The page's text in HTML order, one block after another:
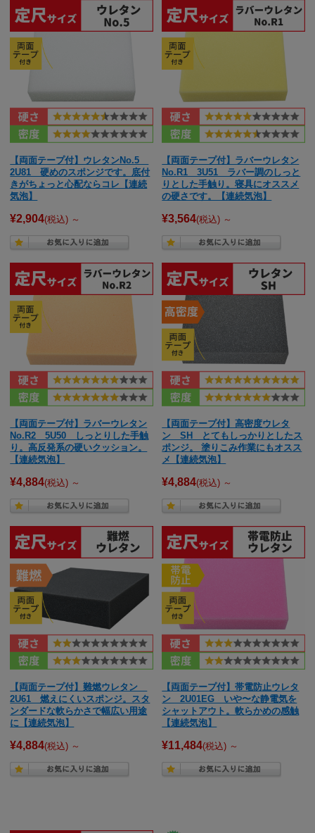
【両面テープ付】ウレタンNo.5
2U81 硬めのスポンジです。底付
きがちょっと心配ならコレ【連続
気泡】
¥2,904(税込) ～
【両面テープ付】ラバーウレタン
No.R1 3U51 ラバー調のしっと
りとした手触り。寝具にオススメ
の硬さです。【連続気泡】
¥3,564(税込) ～
【両面テープ付】ラバーウレタン
No.R2 5U50 しっとりした手触
り。高反発系の硬いクッション。
【連続気泡】
¥4,884(税込) ～
【両面テープ付】高密度ウレタ
ン SH とてもしっかりとしたス
ポンジ。 塗りこみ作業にもオスス
メ【連続気泡】
¥4,884(税込) ～
【両面テープ付】難燃ウレタン
2U61 燃えにくいスポンジ。スタ
ンダードな軟らかさで幅広い用途
に【連続気泡】
¥4,884(税込) ～
【両面テープ付】帯電防止ウレタ
ン 2U01EG いや〜な静電気を
シャットアウト。軟らかめの感触
【連続気泡】
¥11,484(税込) ～